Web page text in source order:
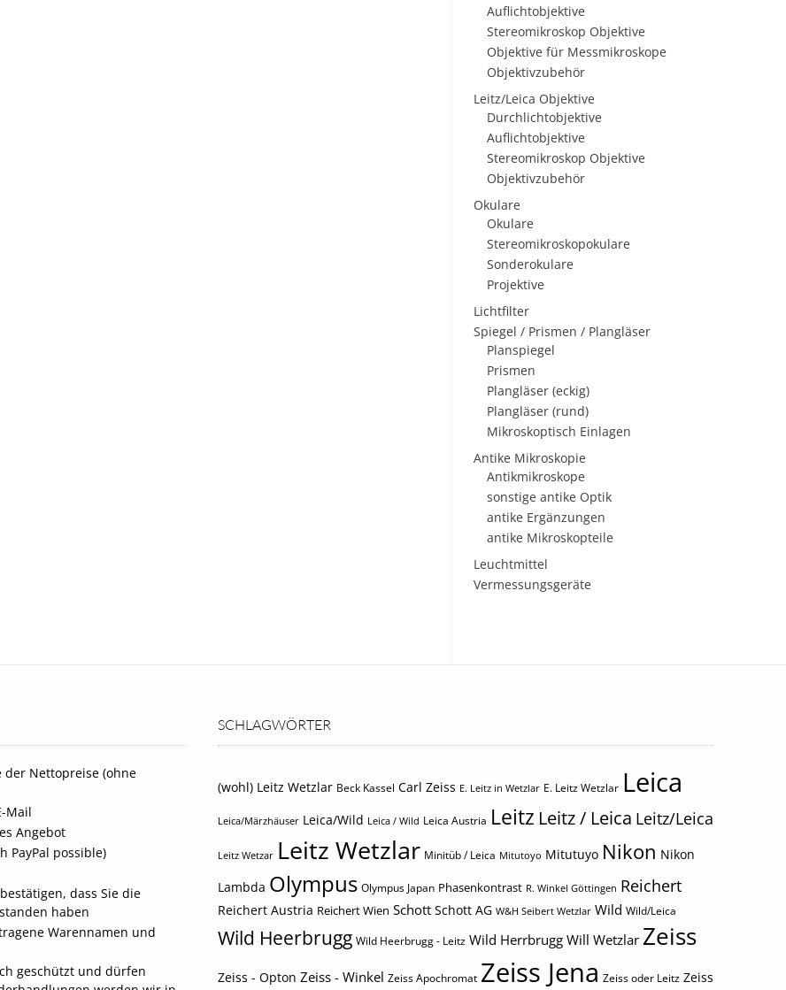
Auflichtobjektive
Stereomikroskop Objektive
Objektive für Messmikroskope
Objektivzubehör
Leitz/Leica Objektive
Durchlichtobjektive
Auflichtobjektive
Stereomikroskop Objektive
Objektivzubehör
Okulare
Okulare
Stereomikroskopokulare
Sonderokulare
Projektive
Lichtfilter
Spiegel / Prismen / Plangläser
Planspiegel
Prismen
Plangläser (eckig)
Plangläser (rund)
Mikroskoptisch Einlagen
Antike Mikroskopie
Antikmikroskope
sonstige antike Optik
antike Ergänzungen
antike Mikroskopteile
Leuchtmittel
Vermessungsgeräte
der Nettopreise (ohne
Mail
Angebot
PayPal possible)
dass Sie die
haben
Warennamen und
geschützt und dürfen
SCHLAGWÖRTER
(wohl) Leitz Wetzlar Beck Kassel Carl Zeiss E. Leitz in Wetzlar E. Leitz Wetzlar Leica
Leica/Märzhäuser Leica/Wild Leica / Wild Leica Austria Leitz Leitz / Leica Leitz/Leica
Leitz Wetzar Leitz Wetzlar Minitüb / Leica Mitutoyo Mitutuyo Nikon Nikon
Lambda Olympus Olympus Japan Phasenkontrast R. Winkel Göttingen Reichert
Reichert Austria Reichert Wien Schott Schott AG W&H Seibert Wetzlar Wild Wild/Leica
Wild Heerbrugg Wild Heerbrugg - Leitz Wild Herrbrugg Will Wetzlar Zeiss
Zeiss - Opton Zeiss - Winkel Zeiss Apochromat Zeiss Jena Zeiss oder Leitz Zeiss